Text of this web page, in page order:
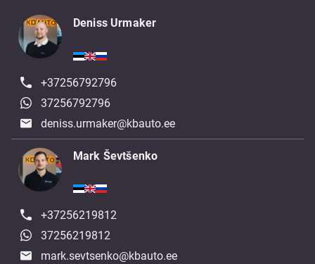
Deniss Urmaker
+37256792796
37256792796
deniss.urmaker@kbauto.ee
Mark Ševtšenko
+37256219812
37256219812
mark.sevtsenko@kbauto.ee